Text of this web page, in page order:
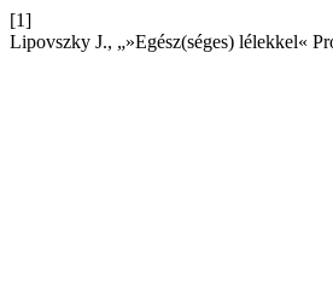
[1]
Lipovszky J., „»Egész(séges) lélekkel«